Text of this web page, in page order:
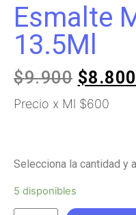
Esmalte
13.5Ml
$9.900 $8.800
Precio x Ml $600
Selecciona la cantidad y
5 disponibles